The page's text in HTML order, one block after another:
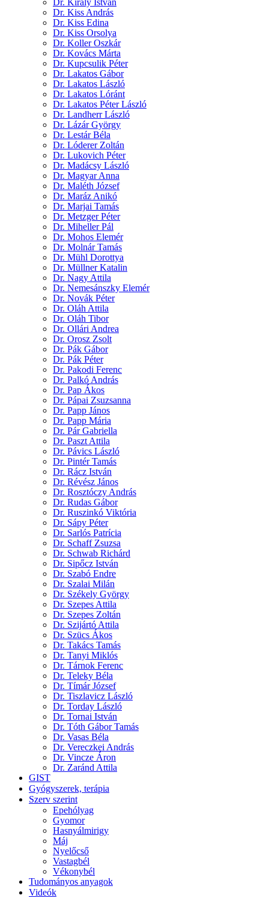
Dr. Kiss András
Dr. Kiss Edina
Dr. Kiss Orsolya
Dr. Koller Oszkár
Dr. Kovács Márta
Dr. Kupcsulik Péter
Dr. Lakatos Gábor
Dr. Lakatos László
Dr. Lakatos Lóránt
Dr. Lakatos Péter László
Dr. Landherr László
Dr. Lázár György
Dr. Lestár Béla
Dr. Lóderer Zoltán
Dr. Lukovich Péter
Dr. Madácsy László
Dr. Magyar Anna
Dr. Maléth József
Dr. Maráz Anikó
Dr. Marjai Tamás
Dr. Metzger Péter
Dr. Miheller Pál
Dr. Mohos Elemér
Dr. Molnár Tamás
Dr. Mühl Dorottya
Dr. Müllner Katalin
Dr. Nagy Attila
Dr. Nemesánszky Elemér
Dr. Novák Péter
Dr. Oláh Attila
Dr. Oláh Tibor
Dr. Ollári Andrea
Dr. Orosz Zsolt
Dr. Pák Gábor
Dr. Pák Péter
Dr. Pakodi Ferenc
Dr. Palkó András
Dr. Pap Ákos
Dr. Pápai Zsuzsanna
Dr. Papp János
Dr. Papp Mária
Dr. Pár Gabriella
Dr. Paszt Attila
Dr. Pávics László
Dr. Pintér Tamás
Dr. Rácz István
Dr. Révész János
Dr. Rosztóczy András
Dr. Rudas Gábor
Dr. Ruszinkó Viktória
Dr. Sápy Péter
Dr. Sarlós Patrícia
Dr. Schaff Zsuzsa
Dr. Schwab Richárd
Dr. Sipőcz István
Dr. Szabó Endre
Dr. Szalai Milán
Dr. Székely György
Dr. Szepes Attila
Dr. Szepes Zoltán
Dr. Szijártó Attila
Dr. Szücs Ákos
Dr. Takács Tamás
Dr. Tanyi Miklós
Dr. Tárnok Ferenc
Dr. Teleky Béla
Dr. Tímár József
Dr. Tiszlavicz László
Dr. Torday László
Dr. Tornai István
Dr. Tóth Gábor Tamás
Dr. Vasas Béla
Dr. Vereczkei András
Dr. Vincze Áron
Dr. Zaránd Attila
GIST
Gyógyszerek, terápia
Szerv szerint
Epehólyag
Gyomor
Hasnyálmirigy
Máj
Nyelőcső
Vastagbél
Vékonybél
Tudományos anyagok
Videók